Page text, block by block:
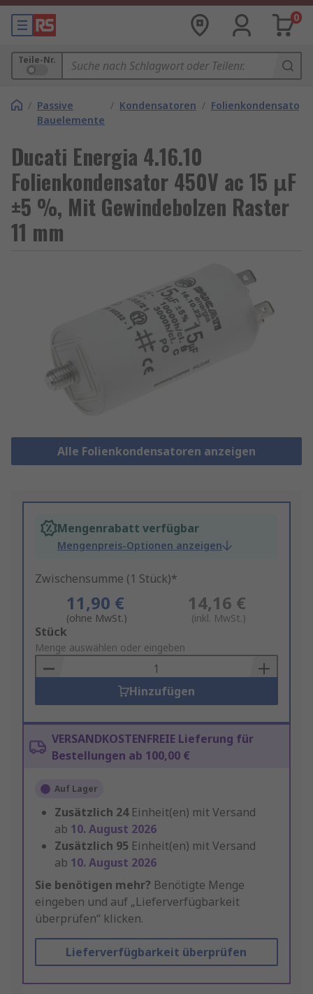
0
Teile-Nr.
/ Passive
Bauelemente
/ Kondensatoren /
Ducati Energia 4.16.10
Folienkondensator 450V ac 15 μF
±5 %, Mit Gewindebolzen Raster
11 mm
Alle Folienkondensatoren anzeigen
Mengenrabatt verfügbar
Mengenpreis-Optionen anzeigen
Zwischensumme (1 Stück)*
11,90 €
(ohne MwSt.)
14,16 €
(inkl. MwSt.)
Add
to
Basket
Stück
Menge auswählen oder eingeben
Hinzufügen
VERSANDKOSTENFREIE Lieferung für
Bestellungen ab 100,00 €
Auf Lager
Zusätzlich 24 Einheit(en) mit Versand
ab 10. August 2026
Zusätzlich 95 Einheit(en) mit Versand
ab 10. August 2026
Sie benötigen mehr? Benötigte Menge
eingeben und auf „Lieferverfügbarkeit
überprüfen“ klicken.
Lieferverfügbarkeit überprüfen